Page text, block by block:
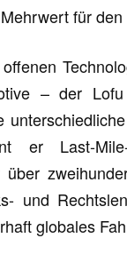
für
– der
er Last-
und
globales